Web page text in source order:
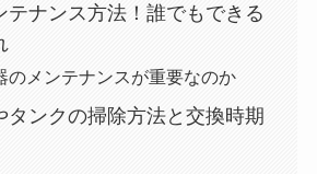
テナンス方法！誰でもできる
のメンテナンスが重要なのか
タンクの掃除方法と交換時期